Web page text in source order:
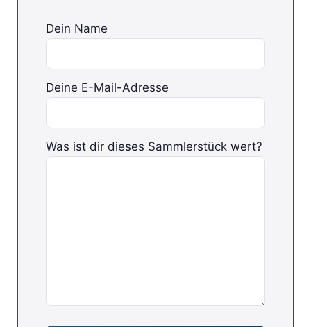
Dein Name
Deine E-Mail-Adresse
Bitte lasse dieses Feld leer.
Was ist dir dieses Sammlerstück wert?